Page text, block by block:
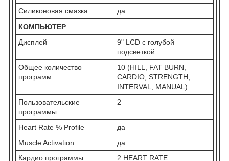
Силиконовая смазка
да
КОМПЬЮТЕР
Дисплей
9" LCD с голубой
подсветкой
Общее количество
программ
10 (HILL, FAT BURN,
CARDIO, STRENGTH,
INTERVAL, MANUAL)
Пользовательские
программы
2
Heart Rate % Profile
да
Muscle Activation
да
Кардио программы
2 HEART RATE